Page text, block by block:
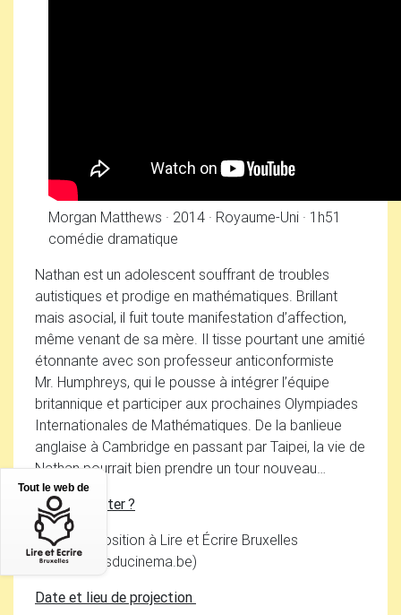
Morgan Matthews · 2014 · Royaume-Uni · 1h51
comédie dramatique
Nathan est un adolescent souffrant de troubles
autistiques et prodige en mathématiques. Brillant
mais asocial, il fuit toute manifestation d’affection,
même venant de sa mère. Il tisse pourtant une amitié
étonnante avec son professeur anticonformiste
Mr. Humphreys, qui le pousse à intégrer l’équipe
britannique et participer aux prochaines Olympiades
Internationales de Mathématiques. De la banlieue
anglaise à Cambridge en passant par Taipei, la vie de
Nathan pourrait bien prendre un tour nouveau…
Où l’emprunter?
DVDà disposition à Lire et Écrire Bruxelles
(info@jeudisducinema.be)
Date et lieu de projection
Tout le web de